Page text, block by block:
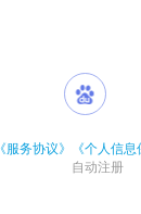
《服务协议》 《个人信息
自动注册